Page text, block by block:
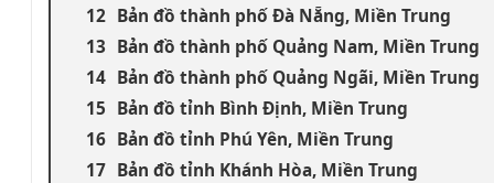
Bản đồ thành phố Đà Nẵng, Miền Trung
Bản đồ thành phố Quảng Nam, Miền Trung
Bản đồ thành phố Quảng Ngãi, Miền Trung
Bản đồ tỉnh Bình Định, Miền Trung
Bản đồ tỉnh Phú Yên, Miền Trung
Bản đồ tỉnh Khánh Hòa, Miền Trung